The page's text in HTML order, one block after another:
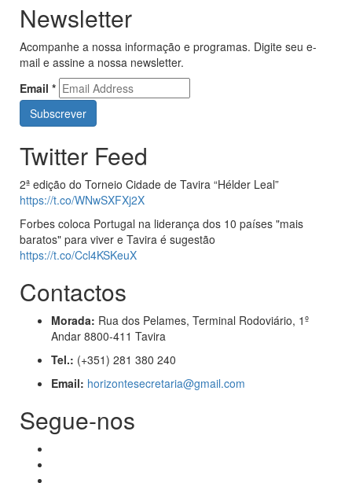
Newsletter
Acompanhe a nossa informação e programas. Digite seu e-
mail e assine a nossa newsletter.
Email *
Twitter Feed
2ª edição do Torneio Cidade de Tavira “Hélder Leal”
https://t.co/WNwSXFXj2X
Forbes coloca Portugal na liderança dos 10 países "mais
baratos" para viver e Tavira é sugestão
https://t.co/Ccl4KSKeuX
Contactos
Morada: Rua dos Pelames, Terminal Rodoviário, 1º
Andar 8800-411 Tavira
Tel.: (+351) 281 380 240
Email: horizontesecretaria@gmail.com
Segue-nos